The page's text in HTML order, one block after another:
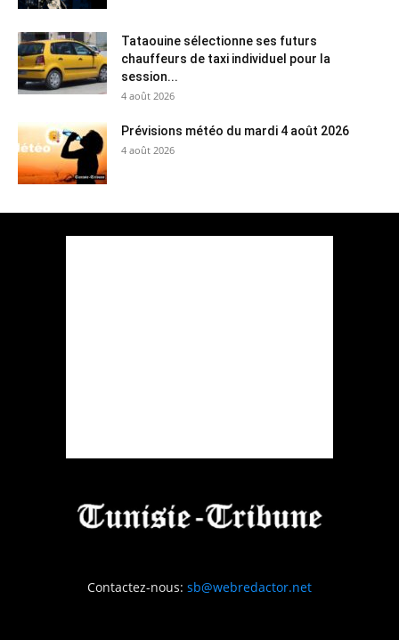
Tataouine sélectionne ses futurs
chauffeurs de taxi individuel pour la
session...
4 août 2026
Prévisions météo du mardi 4 août 2026
4 août 2026
Contactez-nous: sb@webredactor.net